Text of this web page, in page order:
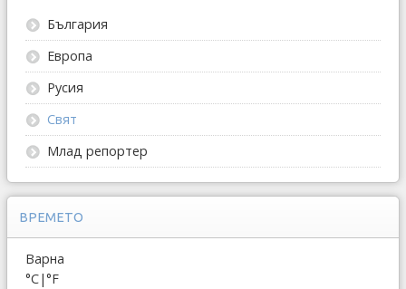
България
Европа
Русия
Свят
Млад репортер
ВРЕМЕТО
Варна
°C|°F